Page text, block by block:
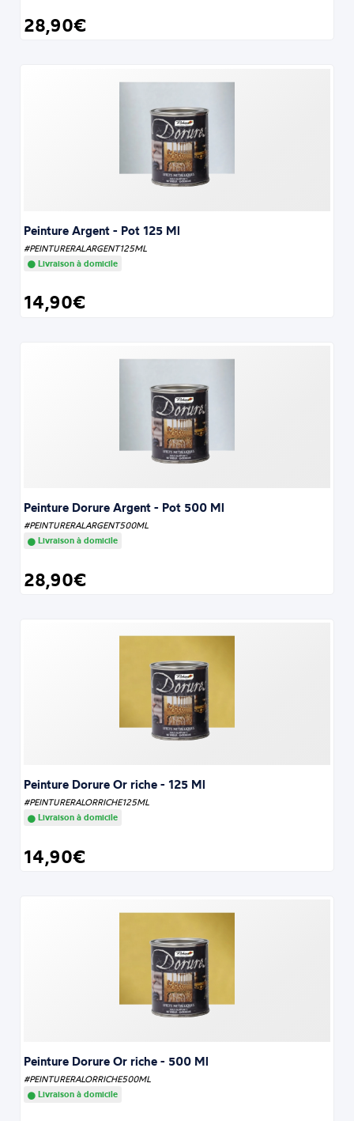
28,90€
Peinture Argent - Pot 125 Ml
#PEINTURERALARGENT125ML
Livraison à domicile
14,90€
Peinture Dorure Argent - Pot 500 Ml
#PEINTURERALARGENT500ML
Livraison à domicile
28,90€
Peinture Dorure Or riche - 125 Ml
#PEINTURERALORRICHE125ML
Livraison à domicile
14,90€
Peinture Dorure Or riche - 500 Ml
#PEINTURERALORRICHE500ML
Livraison à domicile